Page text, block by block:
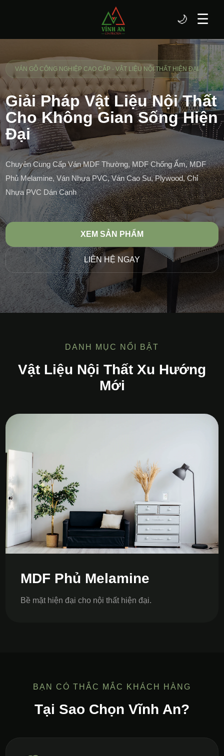
☰
🌙
VÁN GỖ CÔNG NGHIỆP CAO CẤP - VẬT LIỆU NỘI THẤT HIỆN ĐẠI
Giải Pháp Vật Liệu Nội Thất
Cho Không Gian Sống Hiện
Đại
Chuyên Cung Cấp Ván MDF Thường, MDF Chống Ẩm, MDF
Phủ Melamine, Ván Nhựa PVC, Ván Cao Su, Plywood, Chỉ
Nhựa PVC Dán Cạnh
XEM SẢN PHẨM
LIÊN HỆ NGAY
DANH MỤC NỔI BẬT
Vật Liệu Nội Thất Xu Hướng
Mới
MDF Phủ Melamine
Bề mặt hiện đại cho nội thất hiện đại.
BẠN CÓ THẮC MẮC KHÁCH HÀNG
Tại Sao Chọn Vĩnh An?